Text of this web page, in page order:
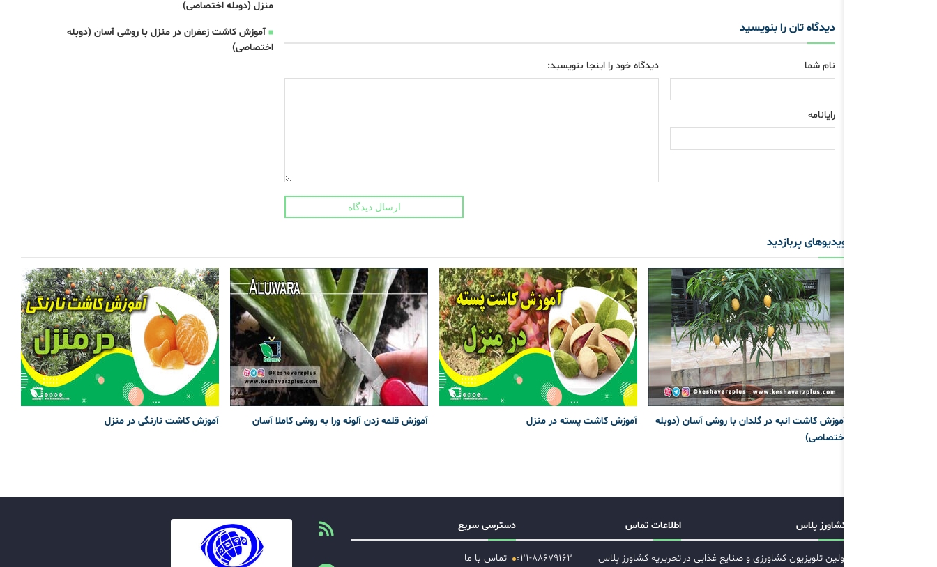
دیدگاه تان را بنویسید
نام شما
رایانامه
دیدگاه خود را اینجا بنویسید:
ارسال دیدگاه
منزل (دوبله اختصاصی)
آموزش کاشت زعفران در منزل با روشی آسان (دوبله
اختصاصی)
ویدیوهای پربازدید
آموزش کاشت انبه در گلدان با روشی آسان (دوبله
اختصاصی)
آموزش کاشت پسته در منزل آموزش قلمه زدن آلوئه ورا به روشی کاملا آسان آموزش کاشت نارنگی در منزل
کشاورز پلاس
اولین تلویزیون کشاورزی و صنایع غذایی در
اطلاعات تماس
تحریریه کشاورز پلاس ۰۲۱-۸۸۶۷۹۱۶۲
دسترسی سریع
تماس با ما